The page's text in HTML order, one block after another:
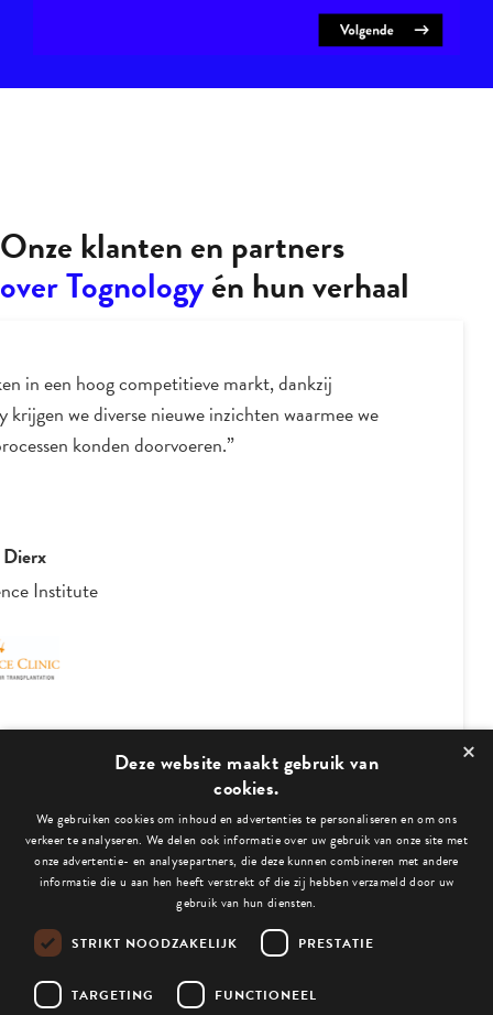
Onze klanten en partners
over Tognologyén hun verhaal
“’Ton’s enthousiasme over, en liefde voor data
marketing werken ronduit aanstekelijk. Hij
nieuwe inzichten en zet je telkens weer op
3 /4
Bekijk ook deze blogs:
Niets gevonden.
×
Deze website maakt gebruik van
cookies.
We gebruiken cookies om inhoud en advertenties te personaliseren en om ons
verkeer te analyseren. We delen ook informatie over uw gebruik van onze site met
onze advertentie- en analysepartners, die deze kunnen combineren met andere
informatie die u aan hen heeft verstrekt of die zij hebben verzameld door uw
gebruik van hun diensten.
STRIKT NOODZAKELIJK PRESTATIE
TARGETING FUNCTIONEEL